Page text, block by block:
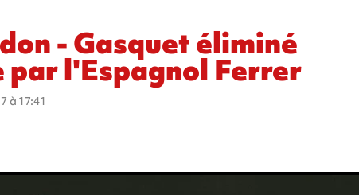
- Gasquet éliminé
par l'Espagnol Ferrer
à 17:41